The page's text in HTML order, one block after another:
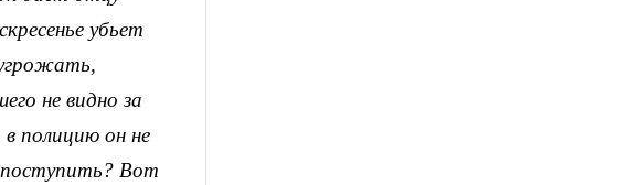
убьет
не видно за
полицию он не
Вот